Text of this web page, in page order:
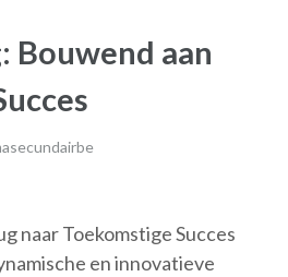
Bouwend aan
naar Toekomstige Succes
en innovatieve